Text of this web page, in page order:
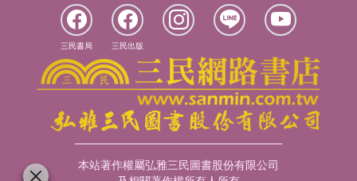
三民書局 三民出版
本站著作權屬弘雅三民圖書股份有限公司